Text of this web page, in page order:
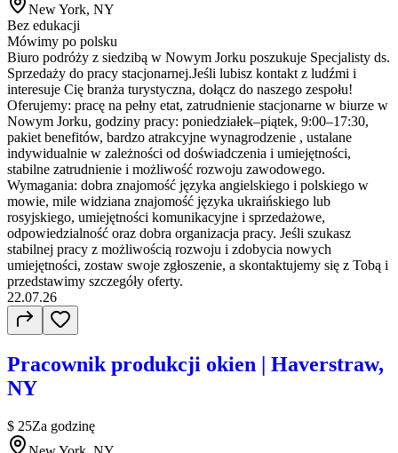
New York, NY
Bez edukacji
Mówimy po polsku
Biuro podróży z siedzibą w Nowym Jorku poszukuje Specjalisty ds.
Sprzedaży do pracy stacjonarnej.Jeśli lubisz kontakt z ludźmi i
interesuje Cię branża turystyczna, dołącz do naszego zespołu!
Oferujemy: pracę na pełny etat, zatrudnienie stacjonarne w biurze w
Nowym Jorku, godziny pracy: poniedziałek–piątek, 9:00–17:30,
pakiet benefitów, bardzo atrakcyjne wynagrodzenie , ustalane
indywidualnie w zależności od doświadczenia i umiejętności,
stabilne zatrudnienie i możliwość rozwoju zawodowego.
Wymagania: dobra znajomość języka angielskiego i polskiego w
mowie, mile widziana znajomość języka ukraińskiego lub
rosyjskiego, umiejętności komunikacyjne i sprzedażowe,
odpowiedzialność oraz dobra organizacja pracy. Jeśli szukasz
stabilnej pracy z możliwością rozwoju i zdobycia nowych
umiejętności, zostaw swoje zgłoszenie, a skontaktujemy się z Tobą i
przedstawimy szczegóły oferty.
22.07.26
Pracownik produkcji okien | Haverstraw,
NY
$ 25Za godzinę